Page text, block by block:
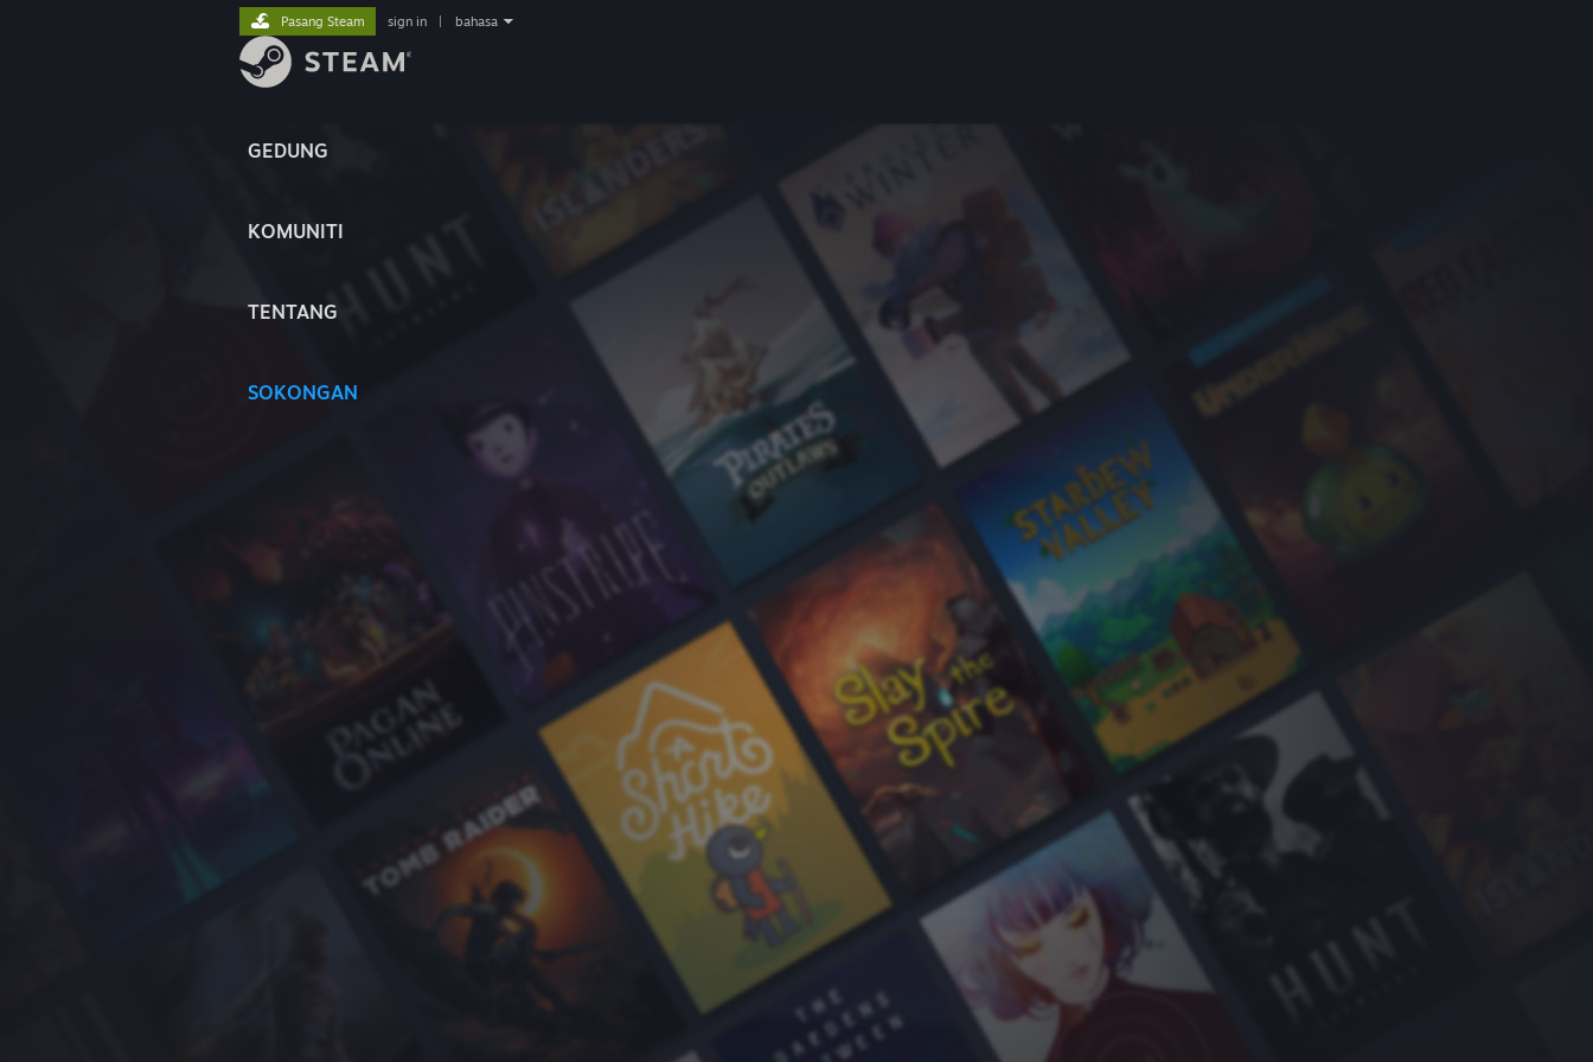
GEDUNG
KOMUNITI
TENTANG
SOKONGAN
Pasang Steam sign in bahasa